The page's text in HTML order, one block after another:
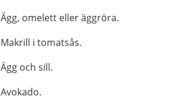
Ägg, omelett eller äggröra.
Makrill i tomatsås.
Ägg och sill.
Avokado.